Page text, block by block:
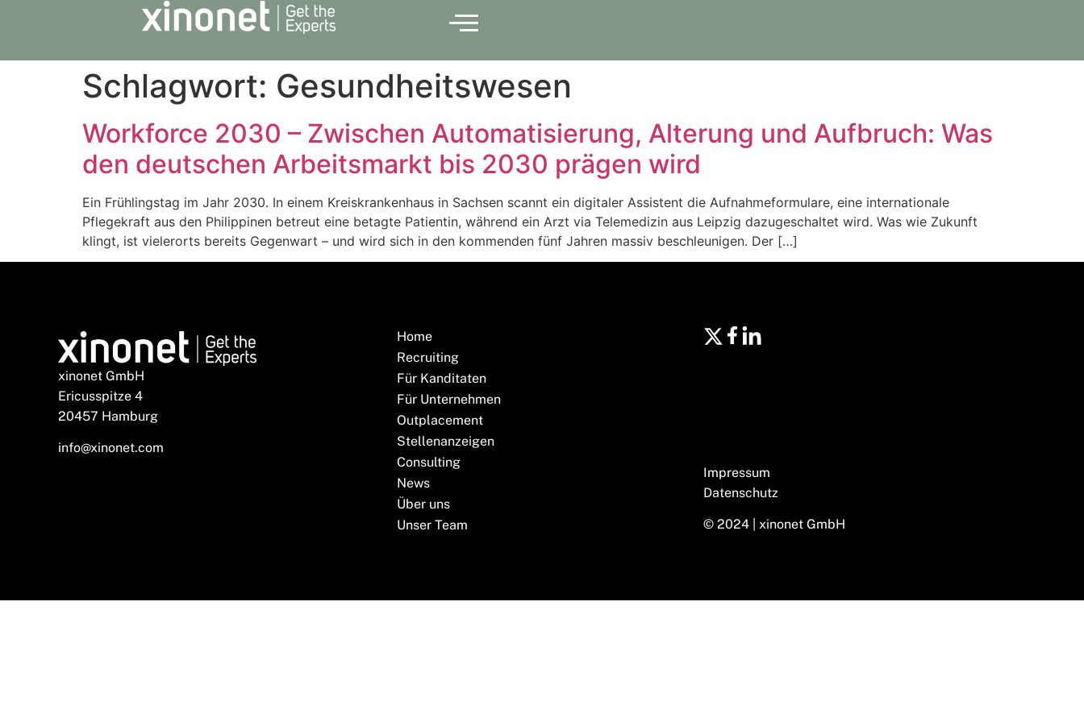
Schlagwort: Gesundheitswesen
Workforce 2030 – Zwischen Automatisierung, Alterung und Aufbruch: Was
den deutschen Arbeitsmarkt bis 2030 prägen wird
Ein Frühlingstag im Jahr 2030. In einem Kreiskrankenhaus in Sachsen scannt ein digitaler Assistent die Aufnahmeformulare, eine internationale
Pflegekraft aus den Philippinen betreut eine betagte Patientin, während ein Arzt via Telemedizin aus Leipzig dazugeschaltet wird. Was wie Zukunft
klingt, ist vielerorts bereits Gegenwart – und wird sich in den kommenden fünf Jahren massiv beschleunigen. Der […]
xinonet GmbH
Ericusspitze 4
20457 Hamburg
info@xinonet.com
Home
Recruiting
Für Kanditaten
Für Unternehmen
Outplacement
Stellenanzeigen
Consulting
News
Über uns
Unser Team
Impressum
Datenschutz
© 2024 | xinonet GmbH